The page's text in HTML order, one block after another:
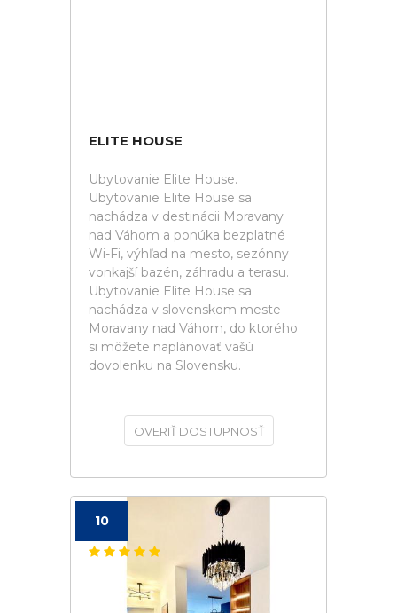
ELITE HOUSE
Ubytovanie Elite House.
Ubytovanie Elite House sa
nachádza v destinácii Moravany
nad Váhom a ponúka bezplatné
Wi-Fi, výhľad na mesto, sezónny
vonkajší bazén, záhradu a terasu.
Ubytovanie Elite House sa
nachádza v slovenskom meste
Moravany nad Váhom, do ktorého
si môžete naplánovať vašú
dovolenku na Slovensku.
OVERIŤ DOSTUPNOSŤ
10